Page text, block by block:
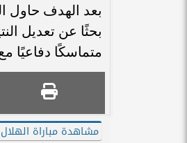
بعد الهدف حاول
بحثًا عن تعديل
متماسكًا دفاعيًا
مشاهدة مباراة